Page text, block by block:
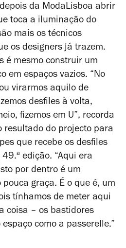
da ModaLisboa abrir
toca a iluminação do
mais os técnicos
os designers já trazem.
é mesmo construir um
em espaços vazios. “No
virarmos aquilo de
desfiles à volta,
fizemos em U”, recorda
resultado do projecto para
que recebe os desfiles
edição. “Aqui era
por dentro é um
graça. É o que é, um
tínhamos de meter aqui
coisa – os bastidores
como a passerelle.”